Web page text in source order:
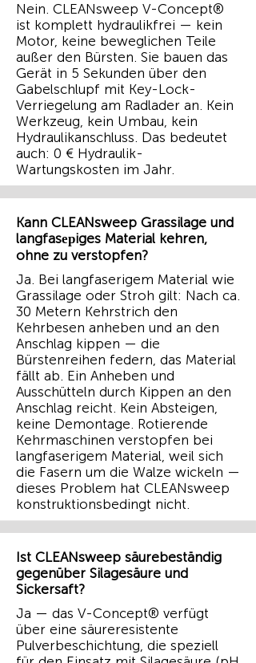
Nein. CLEANsweep V-Concept®
ist komplett hydraulikfrei — kein
Motor, keine beweglichen Teile
außer den Bürsten. Sie bauen das
Gerät in 5 Sekunden über den
Gabelschlupf mit Key-Lock-
Verriegelung am Radlader an. Kein
Werkzeug, kein Umbau, kein
Hydraulikanschluss. Das bedeutet
auch: 0 € Hydraulik-
Wartungskosten im Jahr.
Kann CLEANsweep Grassilage und
langfasерiges Material kehren,
ohne zu verstopfen?
Ja. Bei langfaserigem Material wie
Grassilage oder Stroh gilt: Nach ca.
30 Metern Kehrstrich den
Kehrbesen anheben und an den
Anschlag kippen — die
Bürstenreihen federn, das Material
fällt ab. Ein Anheben und
Ausschütteln durch Kippen an den
Anschlag reicht. Kein Absteigen,
keine Demontage. Rotierende
Kehrmaschinen verstopfen bei
langfaserigem Material, weil sich
die Fasern um die Walze wickeln —
dieses Problem hat CLEANsweep
konstruktionsbedingt nicht.
Ist CLEANsweep säurebeständig
gegenüber Silagesäure und
Sickersaft?
Ja — das V-Concept® verfügt
über eine säureresistente
Pulverbeschichtung, die speziell